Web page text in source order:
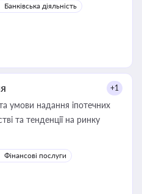
Банківська діяльність
+1
умови надання іпотечних
та тенденції на ринку
Фінансові послуги